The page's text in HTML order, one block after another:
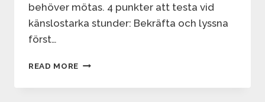
behöver mötas. 4 punkter att testa vid
känslostarka stunder: Bekräfta och lyssna
först…
READ MORE STARKA
HOS